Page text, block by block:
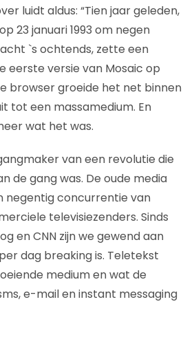
luidt aldus: “Tien jaar geleden,
23 januari 1993 om negen
`s ochtends, zette een
eerste versie van Mosaic op
browser groeide het net binnen
tot een massamedium. En
wat het was.
van een revolutie die
de gang was. De oude media
negentig concurrentie van
televisiezenders. Sinds
en CNN zijn we gewend aan
dag breaking is. Teletekst
medium en wat de
e-mail en instant messaging